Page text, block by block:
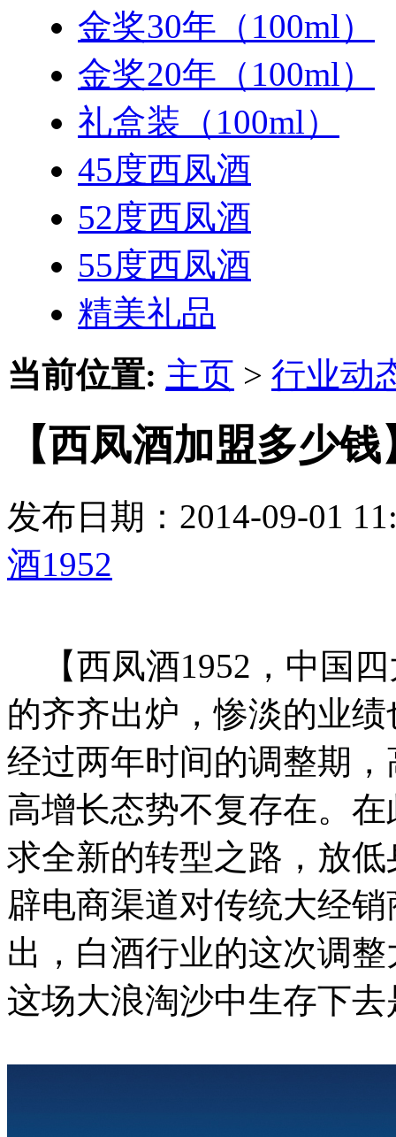
金奖30年（100ml）
金奖20年（100ml）
礼盒装（100ml）
45度西凤酒
52度西凤酒
55度西凤酒
精美礼品
当前位置: 主页 > 行业动
【西凤酒加盟多少
发布日期：2014-09-01
酒1952
【西凤酒1952，中国
的齐齐出炉，惨淡的业
经过两年时间的调整期
高增长态势不复存在。
求全新的转型之路，放
辟电商渠道对传统大经
出，白酒行业的这次调
这场大浪淘沙中生存下